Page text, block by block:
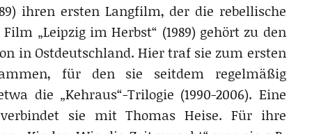
ihren ersten Langfilm, der die rebellische
„Leipzig im Herbst“ (1989) gehört zu den
in Ostdeutschland. Hier traf sie zum ersten
für den sie seitdem regelmäßig
die „Kehraus“-Trilogie (1990-2006). Eine
sie mit Thomas Heise. Für ihre